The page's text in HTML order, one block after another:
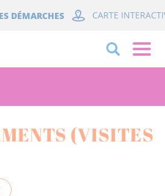
DÉMARCHES CARTE
(VISITES